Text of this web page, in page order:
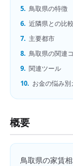
5. 鳥取県の特徴
6. 近隣県との比較
7. 主要都市
8. 鳥取県の関連
9. 関連ツール
10. お金の悩み別
概要
鳥取県の家賃